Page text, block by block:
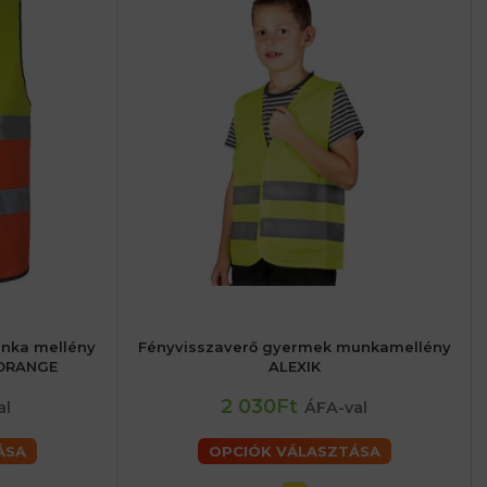
(XL) férfiaké
mellény
gyerekeknek (S) 116 cm
Fényvisszaverő gyermek munkamellény
ALEXIK
2 030Ft ÁFA-val
OPCIÓK VÁLASZTÁSA